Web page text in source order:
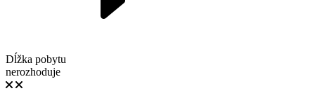
Dĺžka pobytu
nerozhoduje